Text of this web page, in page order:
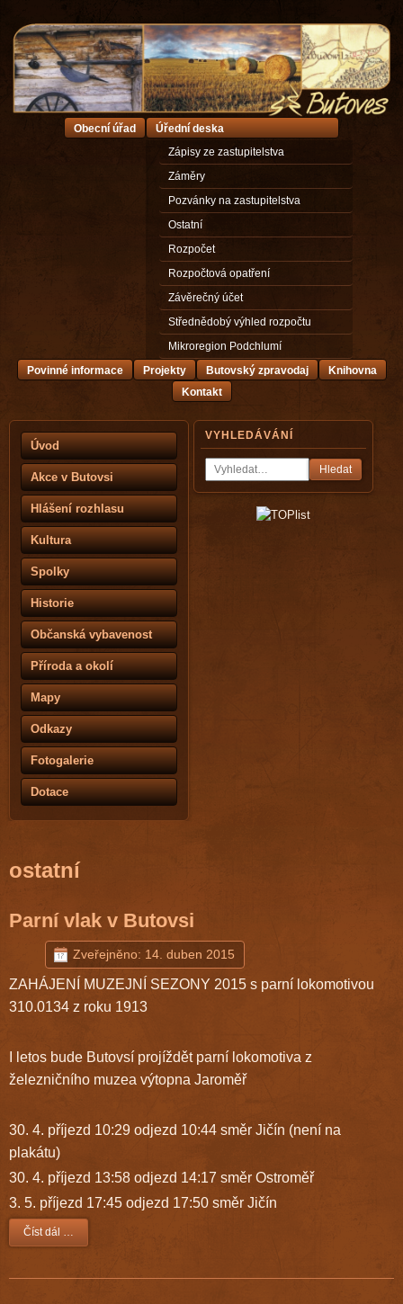
Úvod
Akce v Butovsi
Hlášení rozhlasu
Kultura
Spolky
Historie
Občanská vybavenost
Příroda a okolí
Mapy
Odkazy
Fotogalerie
Dotace
VYHLEDÁVÁNÍ
Hledat
Obecní úřad
Úřední deska
Zápisy ze zastupitelstva
Záměry
Pozvánky na zastupitelstva
Ostatní
Rozpočet
Rozpočtová opatření
Závěrečný účet
Střednědobý výhled rozpočtu
Mikroregion Podchlumí
Povinné informace
Projekty Butovský zpravodaj
Knihovna
Kontakt
ostatní
Parní vlak v Butovsi
Zveřejněno: 14. duben 2015
ZAHÁJENÍ MUZEJNÍ SEZONY 2015 s parní lokomotivou
310.0134 z roku 1913
I letos bude Butovsí projíždět parní lokomotiva z
železničního muzea výtopna Jaroměř
30. 4. příjezd 10:29 odjezd 10:44 směr Jičín (není na
plakátu)
30. 4. příjezd 13:58 odjezd 14:17 směr Ostroměř
3. 5. příjezd 17:45 odjezd 17:50 směr Jičín
Číst dál …